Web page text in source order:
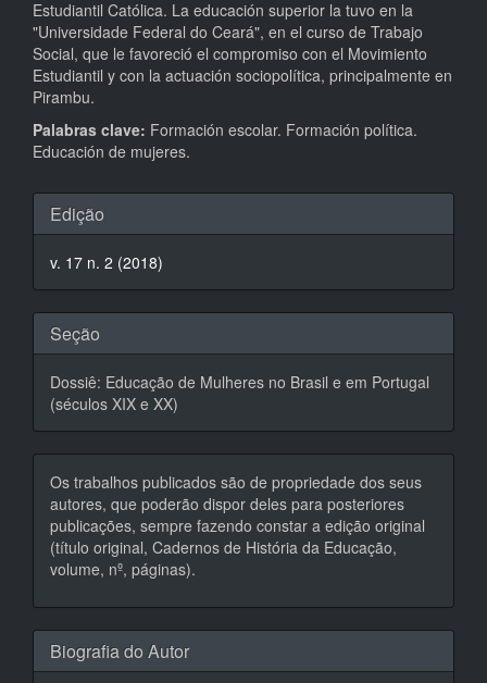
Estudiantil Católica. La educación superior la tuvo en la
"Universidade Federal do Ceará", en el curso de Trabajo
Social, que le favoreció el compromiso con el Movimiento
Estudiantil y con la actuación sociopolítica, principalmente en
Pirambu.
Palabras clave: Formación escolar. Formación política.
Educación de mujeres.
Detalhes
do
artigo
Edição
v. 17 n. 2 (2018)
Seção
Dossiê: Educação de Mulheres no Brasil e em Portugal
(séculos XIX e XX)
Os trabalhos publicados são de propriedade dos seus
autores, que poderão dispor deles para posteriores
publicações, sempre fazendo constar a edição original
(título original, Cadernos de História da Educação,
volume, nº, páginas).
Biografia do Autor